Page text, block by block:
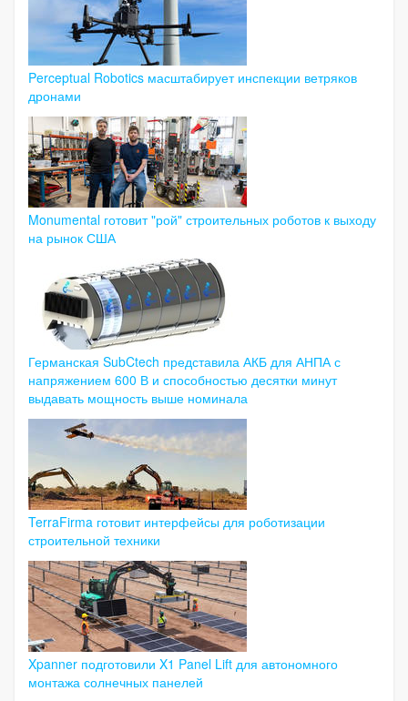
Perceptual Robotics масштабирует инспекции ветряков
дронами
Monumental готовит "рой" строительных роботов к выходу
на рынок США
Германская SubCtech представила АКБ для АНПА с
напряжением 600 В и способностью десятки минут
выдавать мощность выше номинала
TerraFirma готовит интерфейсы для роботизации
строительной техники
Xpanner подготовили X1 Panel Lift для автономного
монтажа солнечных панелей